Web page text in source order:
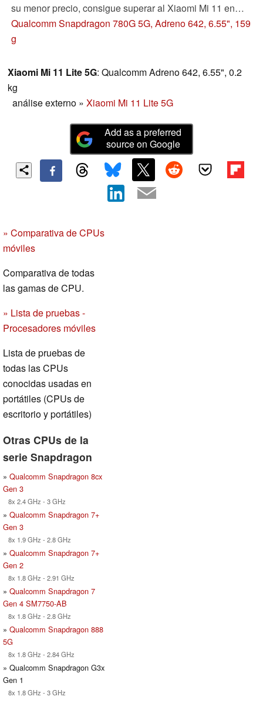
su menor precio, consigue superar al Xiaomi Mi 11 en
algunos aspectos.
Qualcomm Snapdragon 780G 5G, Adreno 642, 6.55", 159
g
Xiaomi Mi 11 Lite 5G: Qualcomm Adreno 642, 6.55", 0.2
kg
análise externo » Xiaomi Mi 11 Lite 5G
Add as a preferred
source on Google
» Comparativa de CPUs
móviles
Comparativa de todas
las gamas de CPU.
» Lista de pruebas -
Procesadores móviles
Lista de pruebas de
todas las CPUs
conocidas usadas en
portátiles (CPUs de
escritorio y portátiles)
Otras CPUs de la
serie Snapdragon
» Qualcomm Snapdragon 8cx
Gen 3
8x 2.4 GHz - 3 GHz
» Qualcomm Snapdragon 7+
Gen 3
8x 1.9 GHz - 2.8 GHz
» Qualcomm Snapdragon 7+
Gen 2
8x 1.8 GHz - 2.91 GHz
» Qualcomm Snapdragon 7
Gen 4 SM7750-AB
8x 1.8 GHz - 2.8 GHz
» Qualcomm Snapdragon 888
5G
8x 1.8 GHz - 2.84 GHz
» Qualcomm Snapdragon G3x
Gen 1
8x 1.8 GHz - 3 GHz